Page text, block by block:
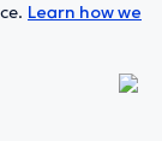
Learn how we